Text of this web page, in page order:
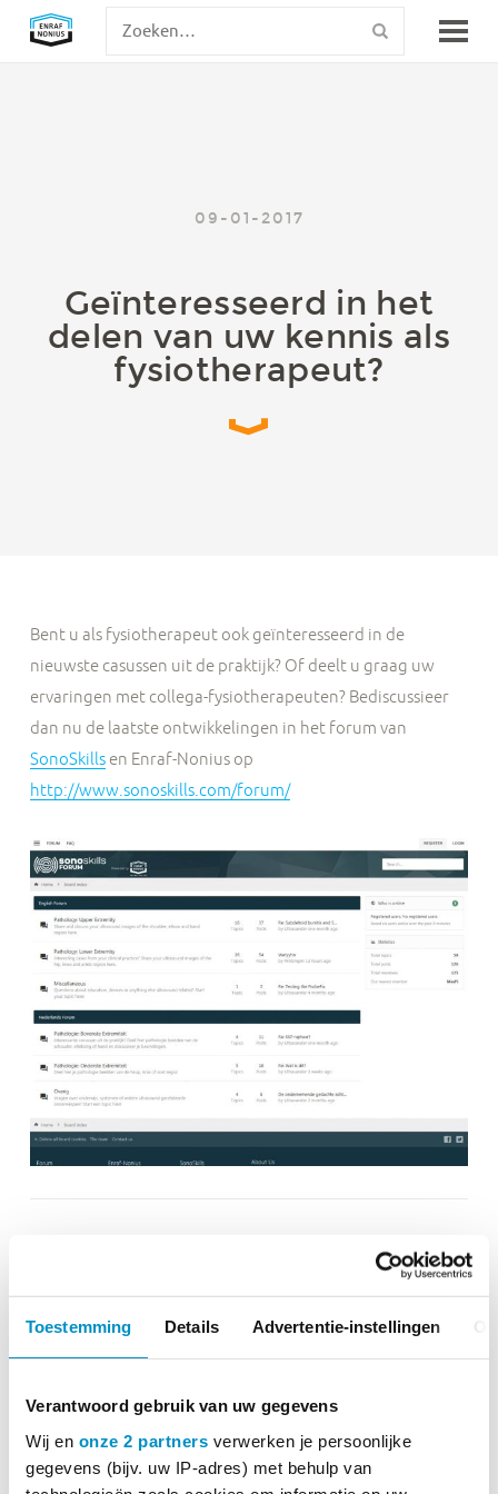
Toestemming Details Advertentie-instellingen
Verantwoord gebruik van uw gegevens
Wij en onze 2 partners verwerken je persoonlijke
gegevens (bijv. uw IP-adres) met behulp van
09-01-2017
Geïnteresseerd in het
delen van uw kennis als
fysiotherapeut?
Bent u als fysiotherapeut ook geïnteresseerd in de
nieuwste casussen uit de praktijk? Of deelt u graag uw
ervaringen met collega-fysiotherapeuten? Bediscussieer
dan nu de laatste ontwikkelingen in het forum van
SonoSkillsen Enraf-Nonius op
http://www.sonoskills.com/forum/
Voor vrijblijvend advies en hulp
Neem contact met ons op